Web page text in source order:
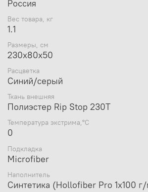
Весогабариты:
Размеры: 230 x 80 (ширина верха
спальника);
Размеры в упаковке 29x36х36 см;
Россия
Вес товара, кг
1.1
Размеры, см
230x80x50
Расцветка
Синий/серый
Ткань внешняя
Полиэстер Rip Stop 230T
Температура экстрима,°С
0
Подкладка
Microfiber
Наполнитель
Синтетика (Hollofiber Pro 1х100